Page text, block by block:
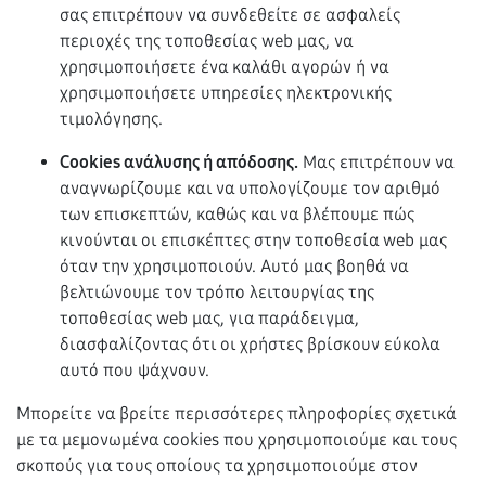
σας επιτρέπουν να συνδεθείτε σε ασφαλείς
περιοχές της τοποθεσίας web μας, να
χρησιμοποιήσετε ένα καλάθι αγορών ή να
χρησιμοποιήσετε υπηρεσίες ηλεκτρονικής
τιμολόγησης.
Cookies ανάλυσης ή απόδοσης. Μας επιτρέπουν να
αναγνωρίζουμε και να υπολογίζουμε τον αριθμό
των επισκεπτών, καθώς και να βλέπουμε πώς
κινούνται οι επισκέπτες στην τοποθεσία web μας
όταν την χρησιμοποιούν. Αυτό μας βοηθά να
βελτιώνουμε τον τρόπο λειτουργίας της
τοποθεσίας web μας, για παράδειγμα,
διασφαλίζοντας ότι οι χρήστες βρίσκουν εύκολα
αυτό που ψάχνουν.
Μπορείτε να βρείτε περισσότερες πληροφορίες σχετικά
με τα μεμονωμένα cookies που χρησιμοποιούμε και τους
σκοπούς για τους οποίους τα χρησιμοποιούμε στον